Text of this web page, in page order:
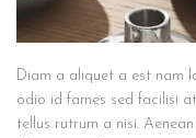
Diam a aliquet a est nam
odio id fames sed facilisi
tellus rutrum a nisi.